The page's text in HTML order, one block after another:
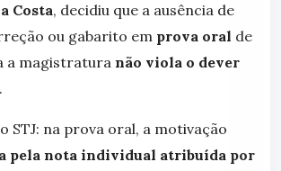
Costa, decidiu que a ausência de
ou gabarito em prova oral de
a magistratura não viola o dever
.
STJ: na prova oral, a motivação
pela nota individual atribuída por